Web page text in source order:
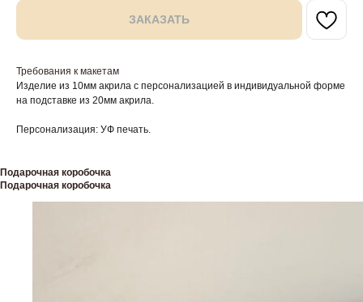
ЗАКАЗАТЬ
Требования к макетам
Изделие из 10мм акрила с персонализацией в индивидуальной форме
на подставке из 20мм акрила.
Персонализация: УФ печать.
Подарочная коробочка
Подарочная коробочка